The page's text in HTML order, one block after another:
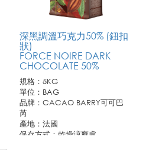
深黑調溫巧克力50% (鈕扣
狀)
FORCE NOIRE DARK
CHOCOLATE 50%
規格：5KG
單位：BAG
品牌：CACAO BARRY可可巴
芮
產地：法國
保存方式：乾燥涼爽處